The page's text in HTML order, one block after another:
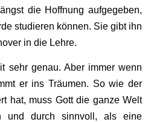
die Hoffnung aufgegeben,
studieren können. Sie gibt ihn
in die Lehre.
sehr genau. Aber immer wenn
er ins Träumen. So wie der
hat, muss Gott die ganze Welt
und durch sinnvoll, als eine